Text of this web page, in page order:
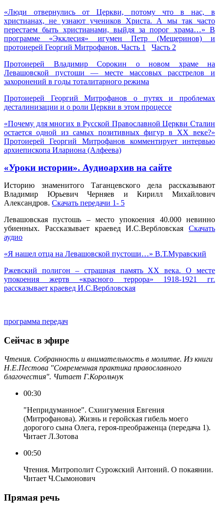
«Люди отвернулись от Церкви, потому что в нас, в
христианах, не узнают учеников Христа. А мы так часто
перестаем быть христианами, выйдя за порог храма…» В
программе «Экклесия» игумен Петр (Мещеринов) и
протоиерей Георгий Митрофанов. Часть 1
Часть 2
Протоиерей Владимир Сорокин о новом храме на
Левашовской пустоши — месте массовых расстрелов и
захоронений в годы тоталитарного режима
Протоиерей Георгий Митрофанов о путях и проблемах
десталинизации и о роли Церкви в этом процессе
«Почему для многих в Русской Православной Церкви Сталин
остается одной из самых позитивных фигур в ХХ веке?»
Протоиерей Георгий Митрофанов комментирует интервью
архиепископа Илариона (Алфеева)
«Уроки истории». Аудиоархив на сайте
Историю знаменитого Таганцевского дела рассказывают
Владимир Юрьевич Черняев и Кирилл Михайлович
Александров. Скачать передачи 1- 5
Левашовская пустошь – место упокоения 40.000 невинно
убиенных. Рассказывает краевед И.С.Вербловская Скачать
аудио
«Я нашел отца на Левашовской пустоши…» В.Т.Муравский
Ржевский полигон – страшная память ХХ века. О месте
упокоения жертв «красного террора» 1918-1921 гг.
рассказывает краевед И.С.Вербловская
программа передач
Сейчас в эфире
Чтения. Собранность и внимательность в молитве. Из книги
Н.Е.Пестова "Современная практика православного
благочестия". Читает Г.Корольчук
00:30
"Непридуманное". Схиигумения Евгения
(Митрофанова). Жизнь и геройская гибель моего
дорогого сына Олега, героя-преображенца (передача 1).
Читает Л.Зотова
00:50
Чтения. Митрополит Сурожский Антоний. О покаянии.
Читает Ч.Сымонович
Прямая речь